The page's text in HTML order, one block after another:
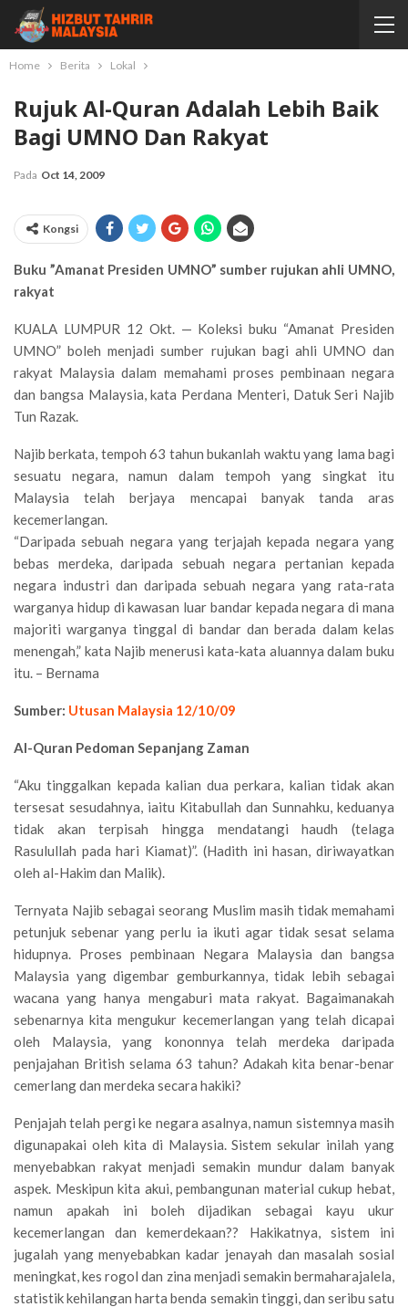
Home Berita Lokal
Rujuk Al-Quran Adalah Lebih Baik
Bagi UMNO Dan Rakyat
Pada Oct 14, 2009
Kongsi
Buku ”Amanat Presiden UMNO” sumber rujukan ahli UMNO,
rakyat
KUALA LUMPUR 12 Okt. — Koleksi buku “Amanat Presiden
UMNO” boleh menjadi sumber rujukan bagi ahli UMNO dan
rakyat Malaysia dalam memahami proses pembinaan negara
dan bangsa Malaysia, kata Perdana Menteri, Datuk Seri Najib
Tun Razak.
Najib berkata, tempoh 63 tahun bukanlah waktu yang lama bagi
sesuatu negara, namun dalam tempoh yang singkat itu
Malaysia telah berjaya mencapai banyak tanda aras
kecemerlangan.
“Daripada sebuah negara yang terjajah kepada negara yang
bebas merdeka, daripada sebuah negara pertanian kepada
negara industri dan daripada sebuah negara yang rata-rata
warganya hidup di kawasan luar bandar kepada negara di mana
majoriti warganya tinggal di bandar dan berada dalam kelas
menengah,” kata Najib menerusi kata-kata aluannya dalam buku
itu. – Bernama
Sumber: Utusan Malaysia 12/10/09
Al-Quran Pedoman Sepanjang Zaman
“Aku tinggalkan kepada kalian dua perkara, kalian tidak akan
tersesat sesudahnya, iaitu Kitabullah dan Sunnahku, keduanya
tidak akan terpisah hingga mendatangi haudh (telaga
Rasulullah pada hari Kiamat)”. (Hadith ini hasan, diriwayatkan
oleh al-Hakim dan Malik).
Ternyata Najib sebagai seorang Muslim masih tidak memahami
petunjuk sebenar yang perlu ia ikuti agar tidak sesat selama
hidupnya. Proses pembinaan Negara Malaysia dan bangsa
Malaysia yang digembar gemburkannya, tidak lebih sebagai
wacana yang hanya mengaburi mata rakyat. Bagaimanakah
sebenarnya kita mengukur kecemerlangan yang telah dicapai
oleh Malaysia, yang kononnya telah merdeka daripada
penjajahan British selama 63 tahun? Adakah kita benar-benar
cemerlang dan merdeka secara hakiki?
Penjajah telah pergi ke negara asalnya, namun sistemnya masih
digunapakai oleh kita di Malaysia. Sistem sekular inilah yang
menyebabkan rakyat menjadi semakin mundur dalam banyak
aspek. Meskipun kita akui, pembangunan material cukup hebat,
namun apakah ini boleh dijadikan sebagai kayu ukur
kecemerlangan dan kemerdekaan?? Hakikatnya, sistem ini
jugalah yang menyebabkan kadar jenayah dan masalah sosial
meningkat, kes rogol dan zina menjadi semakin bermaharajalela,
statistik kehilangan harta benda semakin tinggi, dan seribu satu